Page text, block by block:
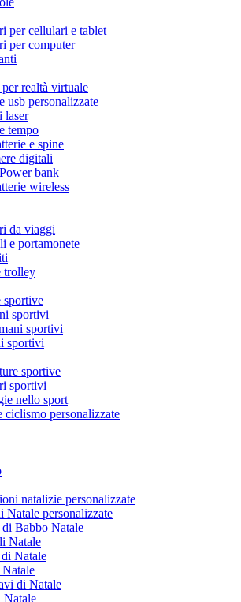
per cellulari e tablet
per computer
realtà virtuale
usb personalizzate
laser
tempo
e spine
digitali
bank
wireless
da viaggi
e portamonete
trolley
sportive
sportivi
sportivi
sportivi
sportive
sportivi
nello sport
ciclismo personalizzate
natalizie personalizzate
Natale personalizzate
Babbo Natale
Natale
Natale
di Natale
Natale